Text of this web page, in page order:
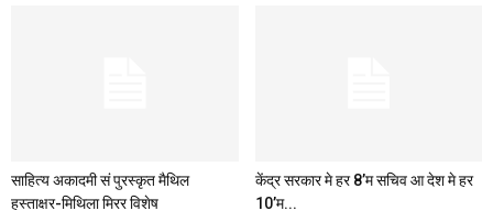
साहित्य अकादमी सं पुरस्कृत मैथिल
हस्ताक्षर-मिथिला मिरर विशेष
केंद्र सरकार मे हर 8’म सचिव आ देश मे हर
10’म...